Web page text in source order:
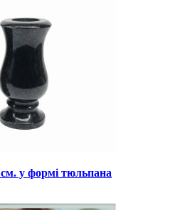
у формі тюльпана